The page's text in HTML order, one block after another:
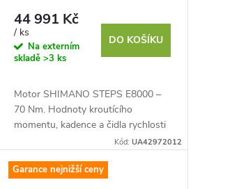
44 991 Kč
/ ks
Na externím
skladě >3 ks
DO KOŠÍKU
Motor SHIMANO STEPS E8000 –
70 Nm. Hodnoty kroutícího
momentu, kadence a čidla rychlosti
jsou za jízdy průběžně analyzovány
Kód: UA42972012
Garance nejnižší ceny